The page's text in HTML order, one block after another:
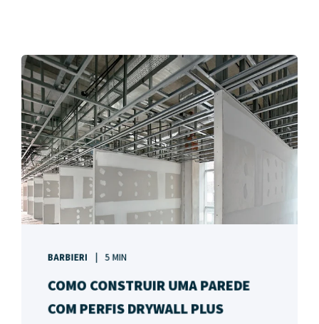
BARBIERI 5 MIN
COMO CONSTRUIR UMA PAREDE
COM PERFIS DRYWALL PLUS